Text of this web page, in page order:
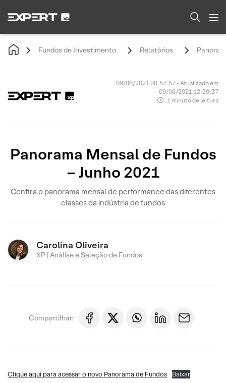
Fundos de Investimento Relatórios
09/06/2021 08:57:57 • Atualizado em
09/06/2021 12:29:27
1 minuto de leitura
Panorama Mensal de Fundos
– Junho 2021
Confira o panorama mensal de performance das diferentes
classes da indústria de fundos
Carolina Oliveira
XP | Análise e Seleção de Fundos
Compartilhar:
Clique aqui para acessar o novo Panorama de Fundos Baixar